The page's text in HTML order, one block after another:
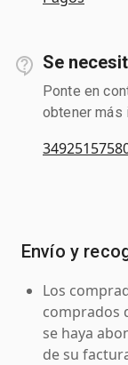
Se
Ponte en
obtener más
Envío y
Los
comprados
se haya
de su